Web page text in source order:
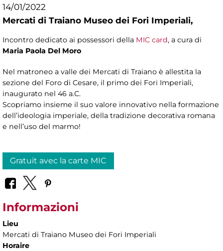
14/01/2022
Mercati di Traiano Museo dei Fori Imperiali,
Incontro dedicato ai possessori della MIC card, a cura di
Maria Paola Del Moro
Nel matroneo a valle dei Mercati di Traiano è allestita la
sezione del Foro di Cesare, il primo dei Fori Imperiali,
inaugurato nel 46 a.C.
Scopriamo insieme il suo valore innovativo nella formazione
dell’ideologia imperiale, della tradizione decorativa romana
e nell’uso del marmo!
Gratuit avec la carte MIC
Informazioni
Lieu
Mercati di Traiano Museo dei Fori Imperiali
Horaire